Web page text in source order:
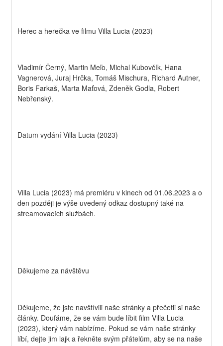
Herec a herečka ve filmu Villa Lucia (2023)
Vladimír Černý, Martin Meľo, Michal Kubovčík, Hana
Vagnerová, Juraj Hrčka, Tomáš Mischura, Richard Autner,
Boris Farkaš, Marta Maťová, Zdeněk Godla, Robert
Nebřenský.
Datum vydání Villa Lucia (2023)
Villa Lucia (2023) má premiéru v kinech od 01.06.2023 a o
den později je výše uvedený odkaz dostupný také na
streamovacích službách.
Děkujeme za návštěvu
Děkujeme, že jste navštívili naše stránky a přečetli si naše
články. Doufáme, že se vám bude líbit film Villa Lucia
(2023), který vám nabízíme. Pokud se vám naše stránky
líbí, dejte jim lajk a řekněte svým přátelům, aby se na naše